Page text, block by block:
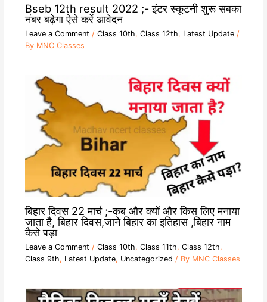
Bseb 12th result 2022 ;- इंटर स्कूटनी शुरू सबका
नंबर बढ़ेगा ऐसे करें आवेदन
Leave a Comment / Class 10th, Class 12th, Latest Update/
By MNC Classes
बिहार दिवस 22 मार्च ;-कब और क्यों और किस लिए मनाया
जाता है, बिहार दिवस,जाने बिहार का इतिहास ,बिहार नाम
कैसे पड़ा
Leave a Comment / Class 10th, Class 11th, Class 12th,
Class 9th, Latest Update, Uncategorized / By MNC Classes